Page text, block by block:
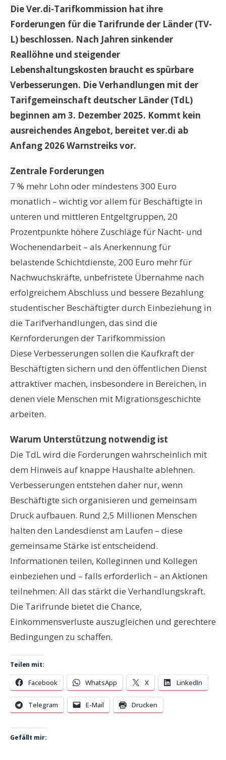
Die Ver.di-Tarifkommission hat ihre
Forderungen für die Tarifrunde der Länder (TV-
L) beschlossen. Nach Jahren sinkender
Reallöhne und steigender
Lebenshaltungskosten braucht es spürbare
Verbesserungen. Die Verhandlungen mit der
Tarifgemeinschaft deutscher Länder (TdL)
beginnen am 3. Dezember 2025. Kommt kein
ausreichendes Angebot, bereitet ver.di ab
Anfang 2026 Warnstreiks vor.
Zentrale Forderungen
7 % mehr Lohn oder mindestens 300 Euro
monatlich – wichtig vor allem für Beschäftigte in
unteren und mittleren Entgeltgruppen, 20
Prozentpunkte höhere Zuschläge für Nacht- und
Wochenendarbeit – als Anerkennung für
belastende Schichtdienste, 200 Euro mehr für
Nachwuchskräfte, unbefristete Übernahme nach
erfolgreichem Abschluss und bessere Bezahlung
studentischer Beschäftigter durch Einbeziehung in
die Tarifverhandlungen, das sind die
Kernforderungen der Tarifkommission
Diese Verbesserungen sollen die Kaufkraft der
Beschäftigten sichern und den öffentlichen Dienst
attraktiver machen, insbesondere in Bereichen, in
denen viele Menschen mit Migrationsgeschichte
arbeiten.
Warum Unterstützung notwendig ist
Die TdL wird die Forderungen wahrscheinlich mit
dem Hinweis auf knappe Haushalte ablehnen.
Verbesserungen entstehen daher nur, wenn
Beschäftigte sich organisieren und gemeinsam
Druck aufbauen. Rund 2,5 Millionen Menschen
halten den Landesdienst am Laufen – diese
gemeinsame Stärke ist entscheidend.
Informationen teilen, Kolleginnen und Kollegen
einbeziehen und – falls erforderlich – an Aktionen
teilnehmen: All das stärkt die Verhandlungskraft.
Die Tarifrunde bietet die Chance,
Einkommensverluste auszugleichen und gerechtere
Bedingungen zu schaffen.
Teilen mit:
Facebook WhatsApp X LinkedIn
Telegram E-Mail Drucken
Gefällt mir: